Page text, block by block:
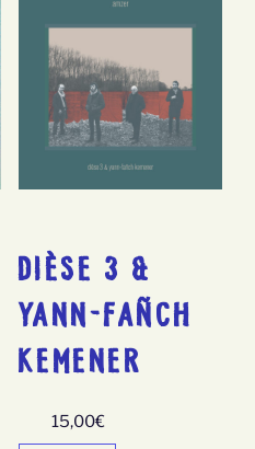
DIÈSE 3 &
YANN-FAÑCH
KEMENER
15,00€